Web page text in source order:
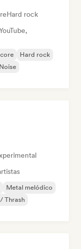
Hard rock
Hard rock
Noise
Metal melódico
Thrash